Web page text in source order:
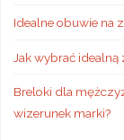
Idealne obuwie na
Jak wybrać
Breloki dla
wizerunek marki?